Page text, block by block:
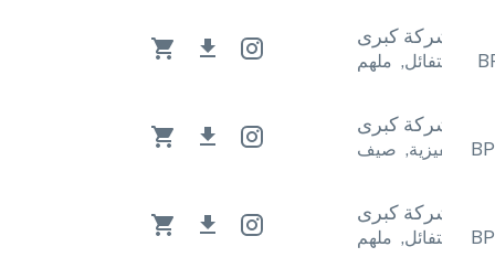
شركة كبرى
متفائل, ملهم
شركة كبرى
تحفيزية, صيف
شركة كبرى
متفائل, ملهم